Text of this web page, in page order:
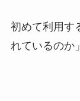
初めて利用す
れているのか